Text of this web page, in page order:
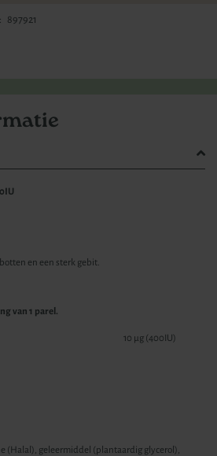
897921
en een sterk gebit.
van 1 parel.
10 µg (400IU)
(Halal), geleermiddel (plantaardig glycerol),